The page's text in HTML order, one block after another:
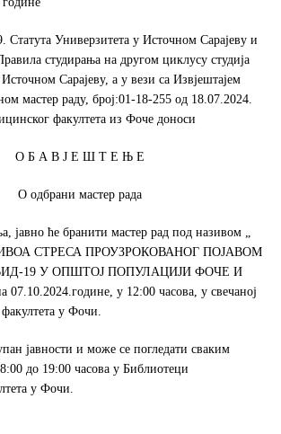
r
Статута Универзитета у Источном Сарајеву и
студирања на другом циклусу студија
Сарајеву, а у вези са Извјештајем
мастер раду, број:01-18-255 од 18.07.2024.
факултета из Фоче доноси
О Б А В Ј Е Ш Т Е Њ Е
О одбрани мастер рада
јавно ће бранити мастер рад под називом „
СТРЕСА ПРОУЗРОКОВАНОГ ПОЈАВОМ
19 У ОПШТОЈ ПОПУЛАЦИЈИ ФОЧЕ И
у 12:00 часова, у свечаној
у Фочи.
јавности и може се погледати сваким
до 19:00 часова у Библиотеци
у Фочи.